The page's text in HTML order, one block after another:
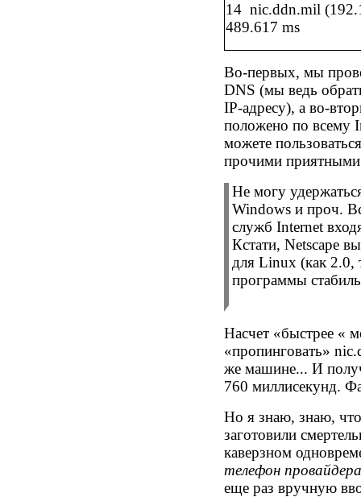
14 nic.ddn.mil
489.617 ms
Во-первых, мы
DNS (мы ведь
IP-адресу), а во-
положено по всему
можете
прочими
Не могу
Windows и проч.
служб Internet
Кстати, Netscape
для Linux (как 2.0,
программы
Насчет «быстрее «
«пропинговать»
же машине... И
760 миллисекунд.
Но я знаю, знаю,
заготовили
каверзном
телефон
еще раз вручную